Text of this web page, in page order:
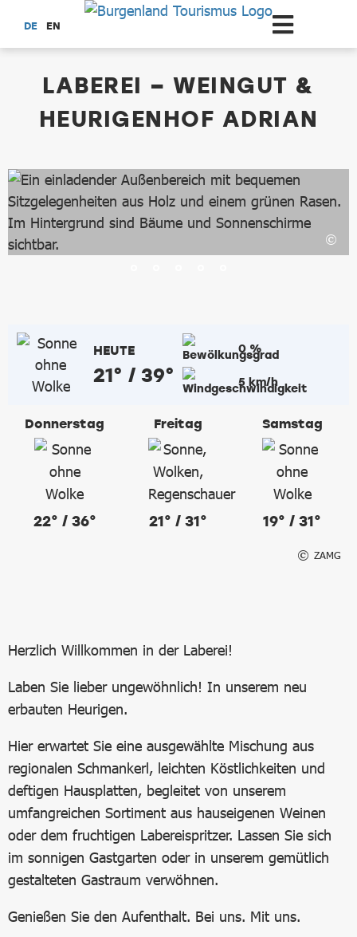
Zum Hauptinhalt springen
DE EN
LABEREI – WEINGUT &
HEURIGENHOF ADRIAN
HEUTE
21° / 39°
0 %
5 km/h
Donnerstag
22° / 36°
Freitag
21° / 31°
Samstag
19° / 31°
ZAMG
Herzlich Willkommen in der Laberei!
Laben Sie lieber ungewöhnlich! In unserem neu
erbauten Heurigen.
Hier erwartet Sie eine ausgewählte Mischung aus
regionalen Schmankerl, leichten Köstlichkeiten und
deftigen Hausplatten, begleitet von unserem
umfangreichen Sortiment aus hauseigenen Weinen
oder dem fruchtigen Labereispritzer. Lassen Sie sich
im sonnigen Gastgarten oder in unserem gemütlich
gestalteten Gastraum verwöhnen.
Genießen Sie den Aufenthalt. Bei uns. Mit uns.